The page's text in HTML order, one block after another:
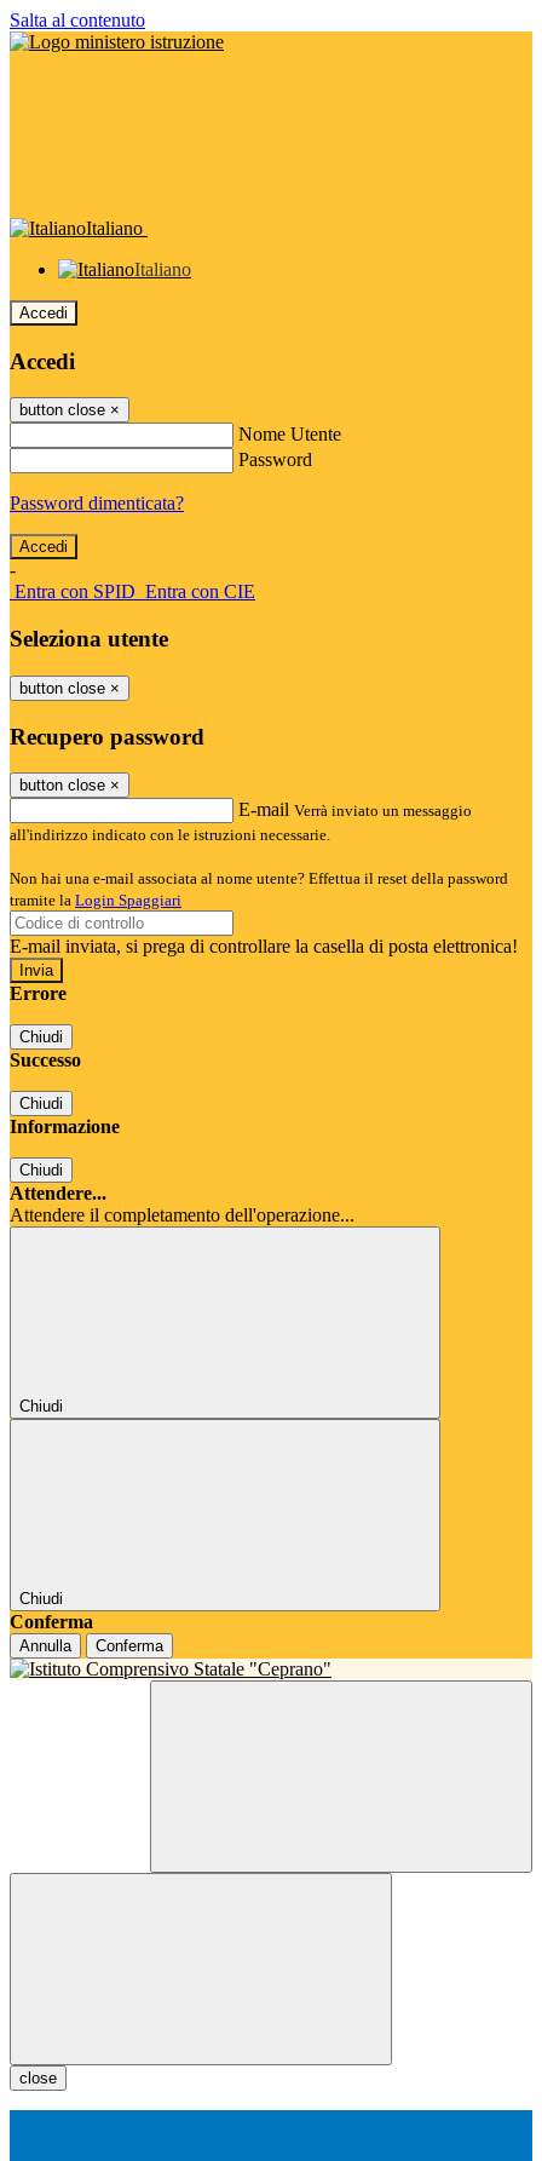
Salta al contenuto
Italiano
Italiano
Accedi
Accedi
button close ×
Nome Utente
Password
Password dimenticata?
-
Entra con SPID Entra con CIE
Seleziona utente
button close ×
Recupero password
button close ×
E-mail Verrà inviato un messaggio
all'indirizzo indicato con le istruzioni necessarie.
Non hai una e-mail associata al nome utente? Effettua il reset della password
tramite la Login Spaggiari
E-mail inviata, si prega di controllare la casella di posta elettronica!
Errore
Chiudi
Successo
Chiudi
Informazione
Chiudi
Attendere...
Attendere il completamento dell'operazione...
Chiudi
Chiudi
Conferma
Annulla Conferma
close